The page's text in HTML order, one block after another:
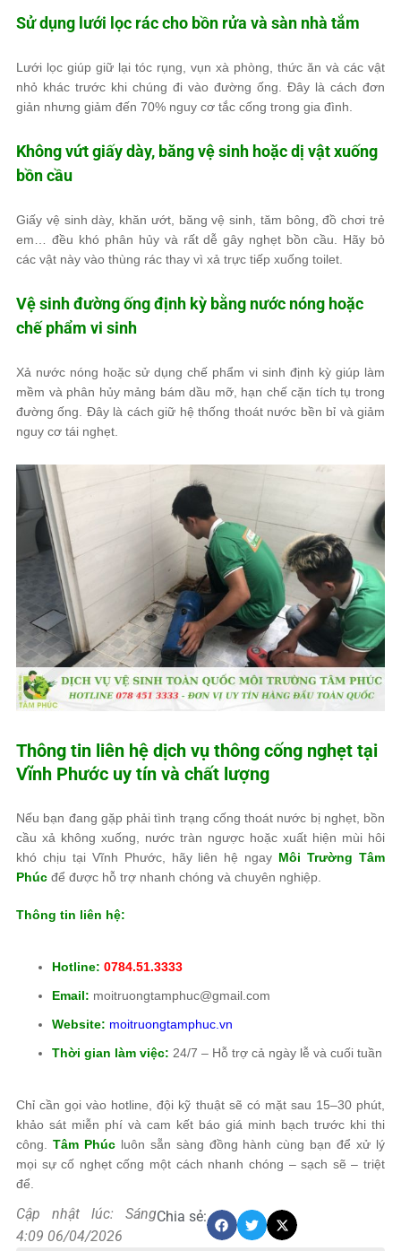
Sử dụng lưới lọc rác cho bồn rửa và sàn nhà tắm
Lưới lọc giúp giữ lại tóc rụng, vụn xà phòng, thức ăn và các vật
nhỏ khác trước khi chúng đi vào đường ống. Đây là cách đơn
giản nhưng giảm đến 70% nguy cơ tắc cống trong gia đình.
Không vứt giấy dày, băng vệ sinh hoặc dị vật xuống
bồn cầu
Giấy vệ sinh dày, khăn ướt, băng vệ sinh, tăm bông, đồ chơi trẻ
em… đều khó phân hủy và rất dễ gây nghẹt bồn cầu. Hãy bỏ
các vật này vào thùng rác thay vì xả trực tiếp xuống toilet.
Vệ sinh đường ống định kỳ bằng nước nóng hoặc
chế phẩm vi sinh
Xả nước nóng hoặc sử dụng chế phẩm vi sinh định kỳ giúp làm
mềm và phân hủy mảng bám dầu mỡ, hạn chế cặn tích tụ trong
đường ống. Đây là cách giữ hệ thống thoát nước bền bỉ và giảm
nguy cơ tái nghẹt.
Thông tin liên hệ dịch vụ thông cống nghẹt tại
Vĩnh Phước uy tín và chất lượng
Nếu bạn đang gặp phải tình trạng cống thoát nước bị nghẹt, bồn
cầu xả không xuống, nước tràn ngược hoặc xuất hiện mùi hôi
khó chịu tại Vĩnh Phước, hãy liên hệ ngay Môi Trường Tâm
Phúc để được hỗ trợ nhanh chóng và chuyên nghiệp.
Thông tin liên hệ:
Hotline: 0784.51.3333
Email: moitruongtamphuc@gmail.com
Website: moitruongtamphuc.vn
Thời gian làm việc: 24/7 – Hỗ trợ cả ngày lễ và cuối tuần
Chỉ cần gọi vào hotline, đội kỹ thuật sẽ có mặt sau 15–30 phút,
khảo sát miễn phí và cam kết báo giá minh bạch trước khi thi
công. Tâm Phúcluôn sẵn sàng đồng hành cùng bạn để xử lý
mọi sự cố nghẹt cống một cách nhanh chóng – sạch sẽ – triệt
để.
Cập nhật lúc: Sáng
4:09 06/04/2026
Chia sẻ: